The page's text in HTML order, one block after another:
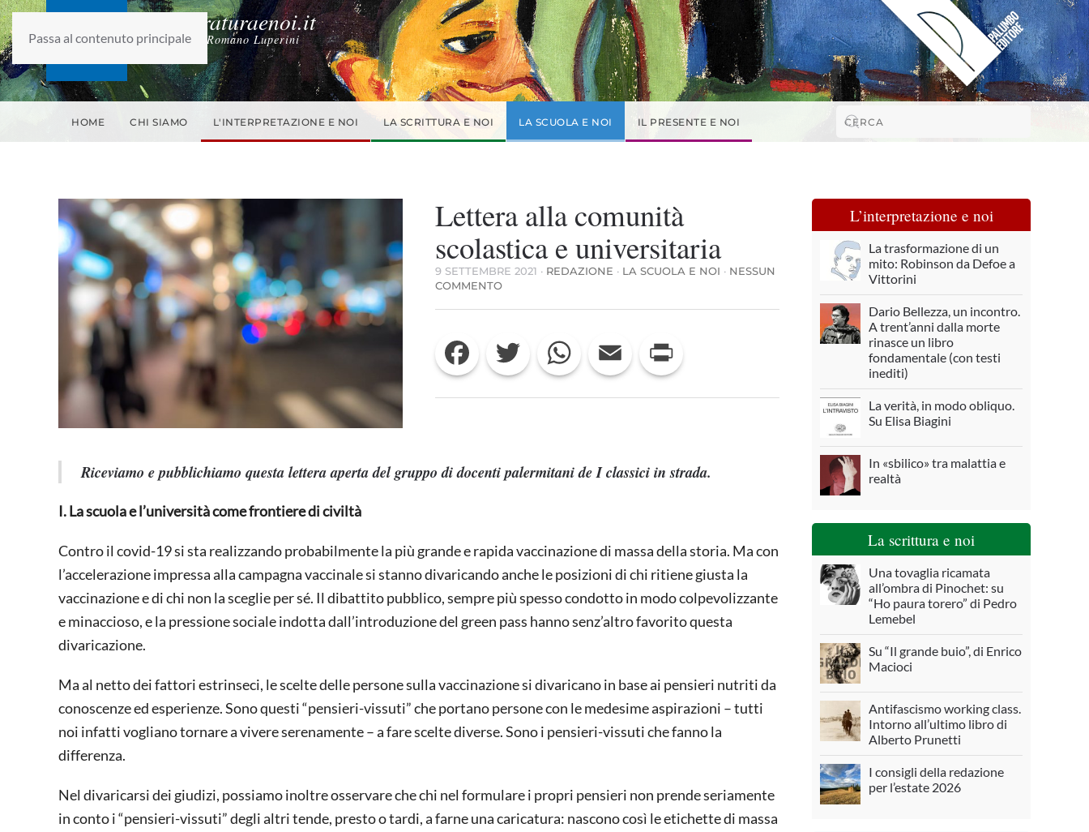
Passa al contenuto principale
laletteraturaenoi.it
fondato da Romano Luperini
HOME CHI SIAMO L'INTERPRETAZIONE E NOI LA SCRITTURA E NOI LA SCUOLA E NOI IL PRESENTE E NOI
Lettera alla comunità
scolastica e universitaria
9 SETTEMBRE 2021 · REDAZIONE · LA SCUOLA E NOI · NESSUN
COMMENTOSU
ALLA
SCOLASTICA
E
UNIVERSITARIA
Facebook Twitter WhatsApp Email
Riceviamo e pubblichiamo questa lettera aperta del gruppo di docenti palermitani deI classici in strada.
I. La scuola e l’università come frontiere di civiltà
Contro il covid-19 si sta realizzando probabilmente la più grande e rapida vaccinazione di massa della storia. Ma con
l’accelerazione impressa alla campagna vaccinale si stanno divaricando anche le posizioni di chi ritiene giusta la
vaccinazione e di chi non la sceglie per sé. Il dibattito pubblico, sempre più spesso condotto in modo colpevolizzante
e minaccioso, e la pressione sociale indotta dall’introduzione del green pass hanno senz’altro favorito questa
divaricazione.
Ma al netto dei fattori estrinseci, le scelte delle persone sulla vaccinazione si divaricano in base ai pensieri nutriti da
conoscenze ed esperienze. Sono questi “pensieri-vissuti” che portano persone con le medesime aspirazioni – tutti
noi infatti vogliano tornare a vivere serenamente – a fare scelte diverse. Sono i pensieri-vissuti che fanno la
differenza.
Nel divaricarsi dei giudizi, possiamo inoltre osservare che chi nel formulare i propri pensieri non prende seriamente
in conto i “pensieri-vissuti” degli altri tende, presto o tardi, a farne una caricatura: nascono così le etichette di massa
L’interpretazione e noi
La trasformazione di un
mito: Robinson da Defoe a
Vittorini
Dario Bellezza, un incontro.
A trent’anni dalla morte
rinasce un libro
fondamentale (con testi
inediti)
La verità, in modo obliquo.
Su Elisa Biagini
In «sbilico» tra malattia e
realtà
La scrittura e noi
Una tovaglia ricamata
all’ombra di Pinochet: su
“Ho paura torero” di Pedro
Lemebel
Su “Il grande buio”, di Enrico
Macioci
Antifascismo working class.
Intorno all’ultimo libro di
Alberto Prunetti
I consigli della redazione
per l’estate 2026